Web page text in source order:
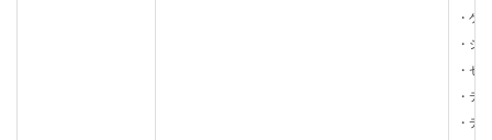
・ゲ
・ジ
・セ
・テ
・デ